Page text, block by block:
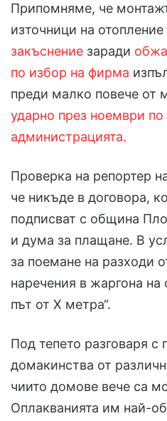
Припомняме, че
източници на отопление
закъснение заради
по избор на фирма
преди малко повече от
ударно през ноември по
администрацията.
Проверка на репортер
че никъде в договора,
подписват с община
и дума за плащане. В
за поемане на разходи
наречения в жаргона
път от Х метра“.
Под тепето разговаря с
домакинства от
чиито домове вече са
Оплакванията им най-